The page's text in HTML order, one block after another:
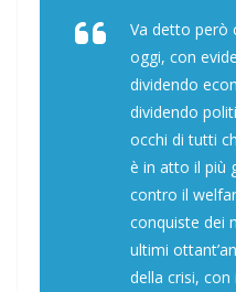
Va detto però
oggi, con
dividendo
dividendo
occhi di tutti
è in atto il più
contro il
conquiste dei
ultimi
della crisi,